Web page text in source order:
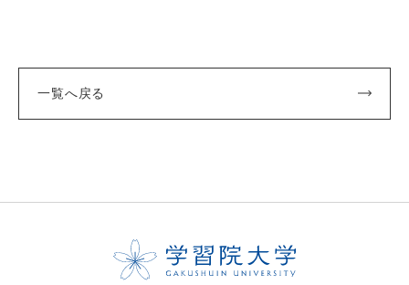
一覧へ戻る